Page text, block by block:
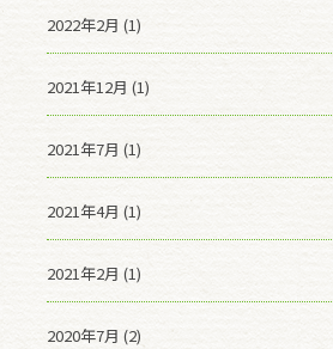
2022年2月 (1)
2021年12月 (1)
2021年7月 (1)
2021年4月 (1)
2021年2月 (1)
2020年7月 (2)